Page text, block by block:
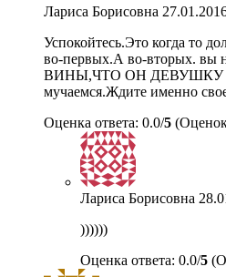
Лариса Борисовна
Успокойтесь.Это когда то
во-первых.А во-вторых.
ВИНЫ,ЧТО ОН ДЕВУШКУ
мучаемся.Ждите именно
Оценка ответа: 0.0/5
Лариса Борисовна
))))))
Оценка ответа: 0.0/5